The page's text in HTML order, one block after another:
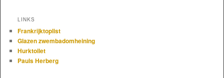
LINKS
Frankrijktoplist
Glazen zwembadomheining
Hurktoilet
Pauls Herberg